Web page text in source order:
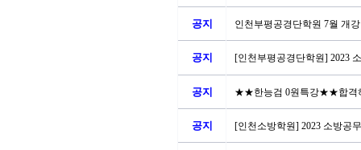
공지 인천부평공경단학원 7월 개
공지 [인천부평공경단학원] 2023
공지 ★★한능검 0원특강★★합격
공지 [인천소방학원] 2023 소방공